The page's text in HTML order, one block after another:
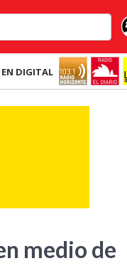
EN DIGITAL
medio de